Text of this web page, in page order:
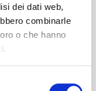
dei dati web,
combinarle
o che hanno